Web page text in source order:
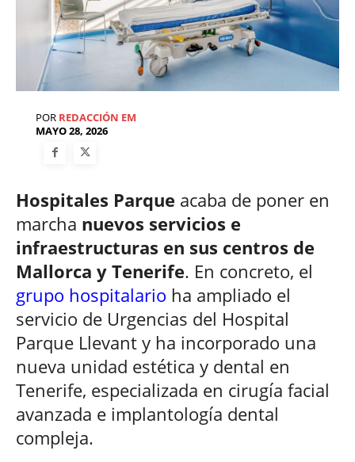
POR REDACCIÓN EM
MAYO 28, 2026
Hospitales Parque acaba de poner en
marcha nuevos servicios e
infraestructuras en sus centros de
Mallorca y Tenerife. En concreto, el
grupo hospitalario ha ampliado el
servicio de Urgencias del Hospital
Parque Llevant y ha incorporado una
nueva unidad estética y dental en
Tenerife, especializada en cirugía facial
avanzada e implantología dental
compleja.